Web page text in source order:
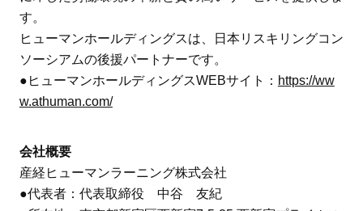
す。
ヒューマンホールディングスは、日本リスキリングコン
ソーシアムの後援パートナーです。
●ヒューマンホールディングスWEBサイト： https://ww
w.athuman.com/
会社概要
産経ヒューマンラーニング株式会社
●代表者：代表取締役 中谷 友紀